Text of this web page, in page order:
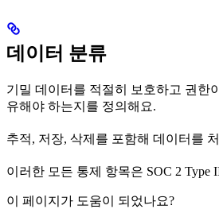
데이터 분류
기밀 데이터를 적절히 보호하고 권한
유해야 하는지를 정의해요.
추적, 저장, 삭제를 포함해 데이터를
이러한 모든 통제 항목은 SOC 2
이 페이지가 도움이 되었나요?